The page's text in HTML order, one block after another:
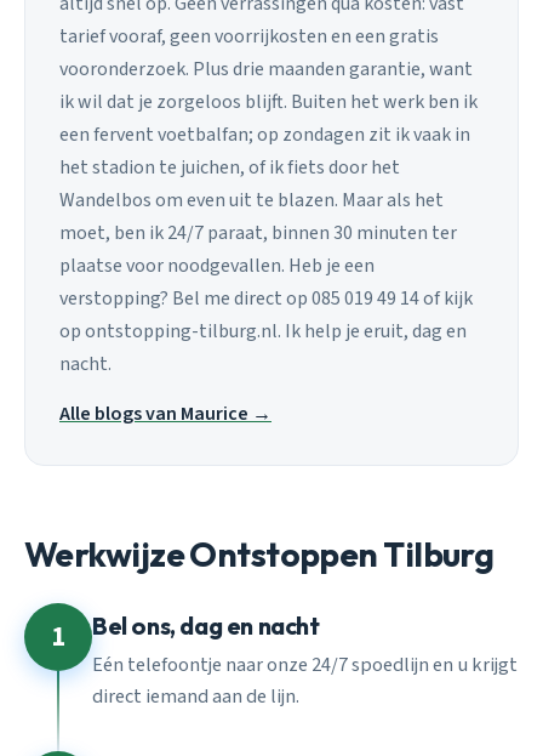
tarief vooraf, geen voorrijkosten en een gratis
vooronderzoek. Plus drie maanden garantie, want
ik wil dat je zorgeloos blijft. Buiten het werk ben ik
een fervent voetbalfan; op zondagen zit ik vaak in
het stadion te juichen, of ik fiets door het
Wandelbos om even uit te blazen. Maar als het
moet, ben ik 24/7 paraat, binnen 30 minuten ter
plaatse voor noodgevallen. Heb je een
verstopping? Bel me direct op 085 019 49 14 of kijk
op ontstopping-tilburg.nl. Ik help je eruit, dag en
nacht.
Alle blogs van Maurice →
Werkwijze Ontstoppen Tilburg
1 Bel ons, dag en nacht
Eén telefoontje naar onze 24/7 spoedlijn en u krijgt
direct iemand aan de lijn.